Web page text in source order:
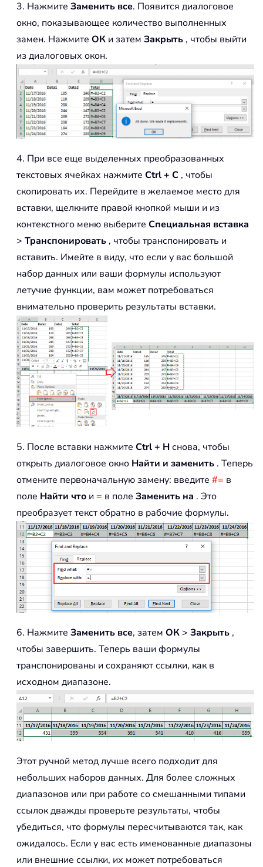
3. Нажмите Заменить все. Появится диалоговое
окно, показывающее количество выполненных
замен. Нажмите ОК и затем Закрыть , чтобы выйти
из диалоговых окон.
4. При все еще выделенных преобразованных
текстовых ячейках нажмите Ctrl + C , чтобы
скопировать их. Перейдите в желаемое место для
вставки, щелкните правой кнопкой мыши и из
контекстного меню выберите Специальная вставка
> Транспонировать , чтобы транспонировать и
вставить. Имейте в виду, что если у вас большой
набор данных или ваши формулы используют
летучие функции, вам может потребоваться
внимательно проверить результаты вставки.
5. После вставки нажмите Ctrl + Hснова, чтобы
открыть диалоговое окно Найти и заменить . Теперь
отмените первоначальную замену: введите #= в
поле Найти что и = в поле Заменить на . Это
преобразует текст обратно в рабочие формулы.
6. Нажмите Заменить все, затем ОК > Закрыть ,
чтобы завершить. Теперь ваши формулы
транспонированы и сохраняют ссылки, как в
исходном диапазоне.
Этот ручной метод лучше всего подходит для
небольших наборов данных. Для более сложных
диапазонов или при работе со смешанными типами
ссылок дважды проверьте результаты, чтобы
убедиться, что формулы пересчитываются так, как
ожидалось. Если у вас есть именованные диапазоны
или внешние ссылки, их может потребоваться